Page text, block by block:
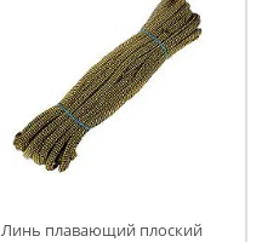
Линь плавающий плоский